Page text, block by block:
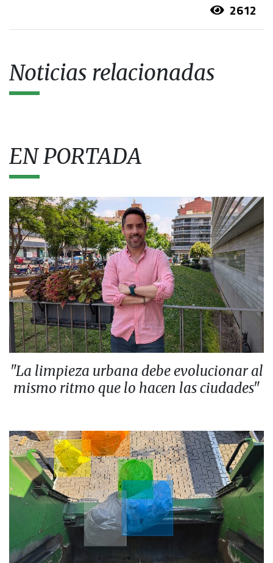
2612
Noticias relacionadas
EN PORTADA
"La limpieza urbana debe evolucionar al
mismo ritmo que lo hacen las ciudades"